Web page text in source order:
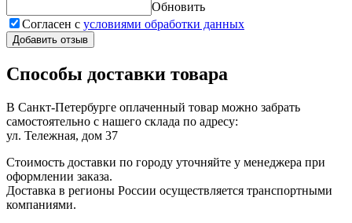
Обновить
Согласен с условиями обработки данных
Добавить отзыв
Способы доставки товара
В Санкт-Петербурге оплаченный товар можно забрать
самостоятельно с нашего склада по адресу:
ул. Тележная, дом 37
Стоимость доставки по городу уточняйте у менеджера при
оформлении заказа.
Доставка в регионы России осуществляется транспортными
компаниями.